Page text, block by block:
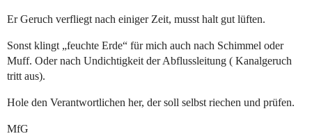
Er Geruch verfliegt nach einiger Zeit, musst halt gut lüften.
Sonst klingt „feuchte Erde“ für mich auch nach Schimmel oder
Muff. Oder nach Undichtigkeit der Abflussleitung ( Kanalgeruch
tritt aus).
Hole den Verantwortlichen her, der soll selbst riechen und prüfen.
MfG